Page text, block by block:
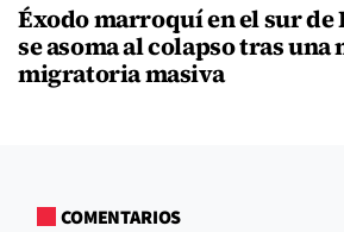
Éxodo marroquí en el sur de
se asoma al colapso tras una
migratoria masiva
COMENTARIOS